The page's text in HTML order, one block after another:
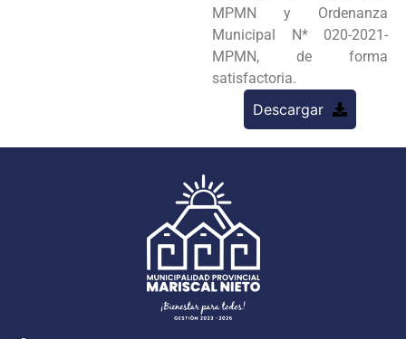
MPMN y Ordenanza
Municipal N* 020-2021-
MPMN, de forma
satisfactoria.
Descargar